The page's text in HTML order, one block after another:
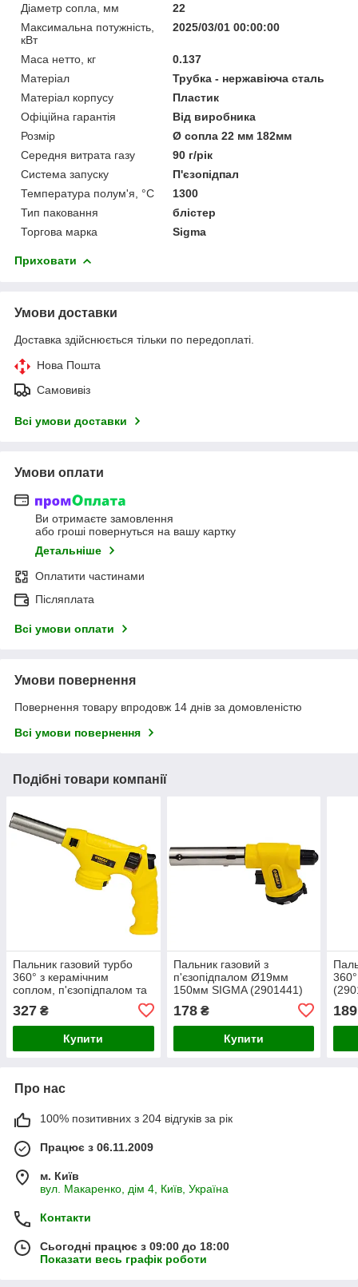
Діаметр сопла, мм
22
Максимальна потужність,
кВт
2025/03/01 00:00:00
Маса нетто, кг
0.137
Матеріал
Трубка - нержавіюча сталь
Матеріал корпусу
Пластик
Офіційна гарантія
Від виробника
Розмір
Ø сопла 22 мм 182мм
Середня витрата газу
90 г/рік
Система запуску
П'єзопідпал
Температура полум'я, °C
1300
Тип паковання
блістер
Торгова марка
Sigma
Приховати
Умови доставки
Доставка здійснюється тільки по передоплаті.
Нова Пошта
Самовивіз
Всі умови доставки
Умови оплати
Ви отримаєте замовлення
або гроші повернуться на вашу картку
Детальніше
Оплатити частинами
Післяплата
Всі умови оплати
Умови повернення
Повернення товару впродовж 14 днів за домовленістю
Всі умови повернення
Подібні товари компанії
Пальник газовий турбо
360° з керамічним
соплом, п'єзопідпалом та
рукояткою Ø22мм 260мм
SIGMA (2901151)
327 ₴
Купити
Пальник газовий з
п'єзопідпалом Ø19мм
150мм SIGMA (2901441)
178₴
Купити
189
Про нас
100% позитивних з 204 відгуків за рік
Працює з 06.11.2009
м. Київ
вул. Макаренко, дім 4, Київ, Україна
Контакти
Сьогодні працює з 09:00 до 18:00
Показати весь графік роботи